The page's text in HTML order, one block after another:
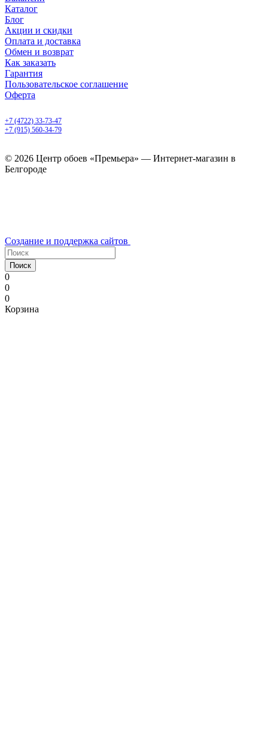
Каталог
Блог
Акции и скидки
Оплата и доставка
Обмен и возврат
Как заказать
Гарантия
Пользовательское соглашение
Оферта
+7 (4722) 33-73-47
+7 (915) 560-34-79
© 2026 Центр обоев «Премьера» — Интернет-магазин в
Белгороде
Создание и поддержка сайтов
Поиск
0
0
0
Корзина